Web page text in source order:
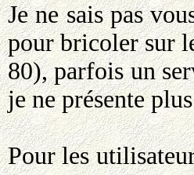
Je ne sais pas
pour bricoler sur
80), parfois un
je ne présente
Pour les